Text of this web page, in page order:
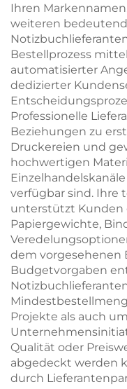
Ihren
weiteren
Bestellprozess
automatisierter
dedizierter
Professionelle
Beziehungen zu
Druckereien und
hochwertigen
verfügbar sind. Ihre
unterstützt Kunden
Papiergewichte,
dem vorgesehenen
Budgetvorgaben
Projekte als auch
Qualität oder
abgedeckt werden
durch